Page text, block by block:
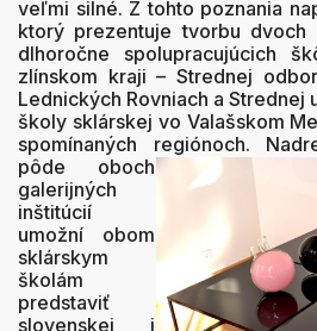
veľmi silné. Z tohto poznania
ktorý prezentuje tvorbu dvoch
dlhoročne spolupracujúcich
zlínskom kraji – Strednej
Lednických Rovniach a
školy sklárskej vo Valašskom
spomínaných regiónoch.
pôde oboch
galerijných
inštitúcií
umožní obom
sklárskym
školám
predstaviť
slovenskej i